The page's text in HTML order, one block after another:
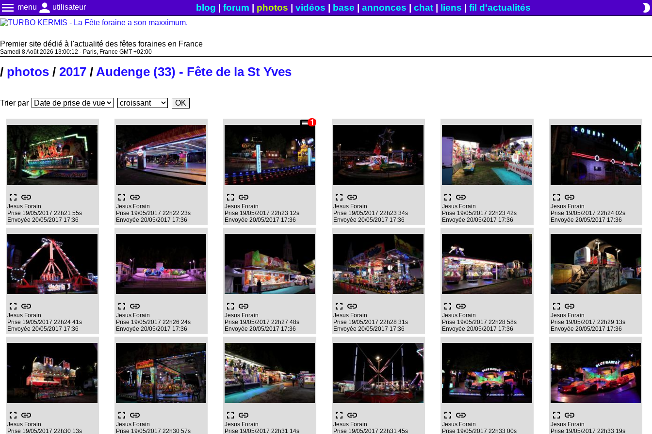
menu menu person utilisateur blog forum photos vidéos base annonces chat| liens fil d'actualités brightness_2
Premier site dédié à l'actualité des fêtes foraines en France
Samedi 8 Août 2026 13:00:12 - Paris, France GMT +02:00
/ photos / 2017 / Audenge (33) - Fête de la St Yves
Trier par
fullscreen link
Jesus Forain
Prise 19/05/2017 22h21 55s
Envoyée 20/05/2017 17:36
fullscreen link
Jesus Forain
Prise 19/05/2017 22h22 23s
Envoyée 20/05/2017 17:36
comment
fullscreen link
Jesus Forain
Prise 19/05/2017 22h23 12s
Envoyée 20/05/2017 17:36
fullscreen link
Jesus Forain
Prise 19/05/2017 22h23 34s
Envoyée 20/05/2017 17:36
fullscreen link
Jesus Forain
Prise 19/05/2017 22h23 42s
Envoyée 20/05/2017 17:36
fullscreen link
Jesus Forain
Prise 19/05/2017 22h24 02s
Envoyée 20/05/2017 17:36
fullscreen link
Jesus Forain
Prise 19/05/2017 22h24 41s
Envoyée 20/05/2017 17:36
fullscreen link
Jesus Forain
Prise 19/05/2017 22h26 24s
Envoyée 20/05/2017 17:36
fullscreen link
Jesus Forain
Prise 19/05/2017 22h27 48s
Envoyée 20/05/2017 17:36
fullscreen link
Jesus Forain
Prise 19/05/2017 22h28 31s
Envoyée 20/05/2017 17:36
fullscreen link
Jesus Forain
Prise 19/05/2017 22h28 58s
Envoyée 20/05/2017 17:36
fullscreen link
Jesus Forain
Prise 19/05/2017 22h29 13s
Envoyée 20/05/2017 17:36
fullscreen link
Jesus Forain
Prise 19/05/2017 22h30 13s
fullscreen link
Jesus Forain
Prise 19/05/2017 22h30 57s
fullscreen link
Jesus Forain
Prise 19/05/2017 22h31 14s
fullscreen link
Jesus Forain
Prise 19/05/2017 22h31 45s
fullscreen link
Jesus Forain
Prise 19/05/2017 22h33 00s
fullscreen link
Jesus Forain
Prise 19/05/2017 22h33 19s